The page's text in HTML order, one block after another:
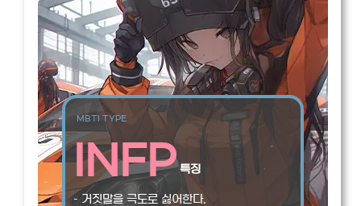
MBTI TYPE
INFP특징
– 거짓말을 극도로 싫어한다.